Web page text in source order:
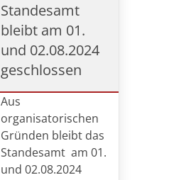
Standesamt
bleibt am 01.
und 02.08.2024
geschlossen
Aus
organisatorischen
Gründen bleibt das
Standesamt am 01.
und 02.08.2024